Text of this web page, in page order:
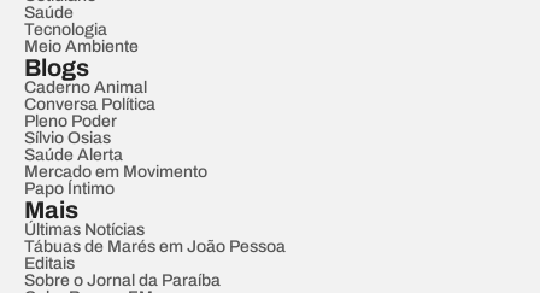
Saúde
Tecnologia
Meio Ambiente
Blogs
Caderno Animal
Conversa Política
Pleno Poder
Sílvio Osias
Saúde Alerta
Mercado em Movimento
Papo Íntimo
Mais
Últimas Notícias
Tábuas de Marés em João Pessoa
Editais
Sobre o Jornal da Paraíba